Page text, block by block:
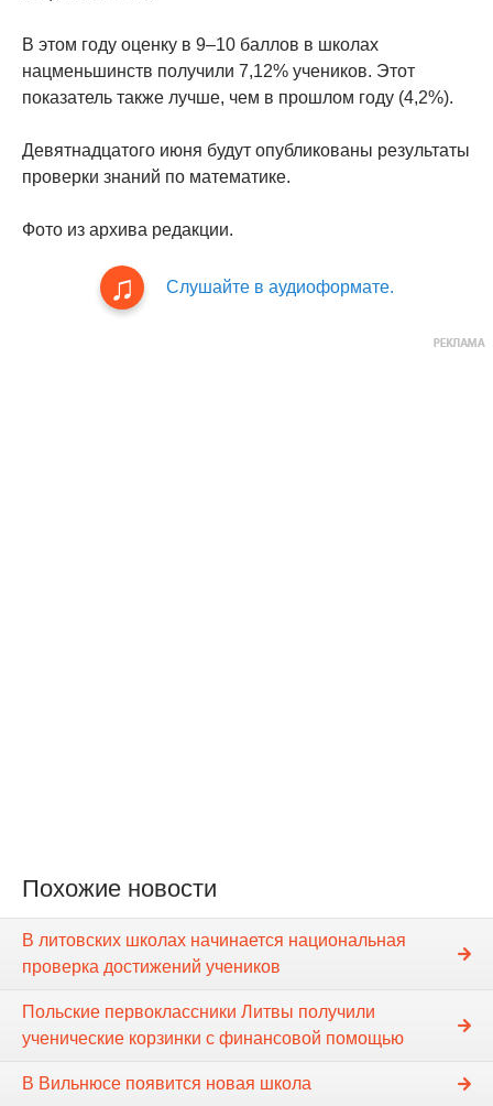
В этом году оценку в 9–10 баллов в школах
нацменьшинств получили 7,12% учеников. Этот
показатель также лучше, чем в прошлом году (4,2%).
Девятнадцатого июня будут опубликованы результаты
проверки знаний по математике.
Фото из архива редакции.
Слушайте в аудиоформате.
Похожие новости
В литовских школах начинается национальная
проверка достижений учеников
Польские первоклассники Литвы получили
ученические корзинки с финансовой помощью
В Вильнюсе появится новая школа